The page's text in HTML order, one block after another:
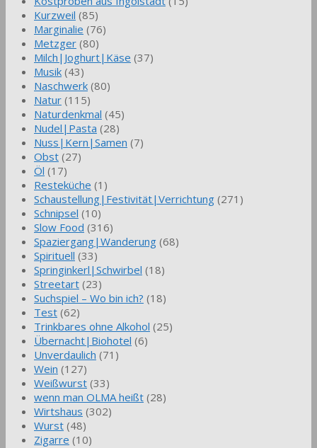
Kurzweil (85)
Marginalie (76)
Metzger (80)
Milch|Joghurt|Käse (37)
Musik (43)
Naschwerk (80)
Natur (115)
Naturdenkmal (45)
Nudel|Pasta (28)
Nuss|Kern|Samen (7)
Obst (27)
Öl (17)
Resteküche (1)
Schaustellung|Festivität|Verrichtung (271)
Schnipsel (10)
Slow Food (316)
Spaziergang|Wanderung (68)
Spirituell (33)
Springinkerl|Schwirbel (18)
Streetart (23)
Suchspiel – Wo bin ich? (18)
Test (62)
Trinkbares ohne Alkohol (25)
Übernacht|Biohotel (6)
Unverdaulich (71)
Wein (127)
Weißwurst (33)
wenn man OLMA heißt (28)
Wirtshaus (302)
Wurst (48)
Zigarre (10)